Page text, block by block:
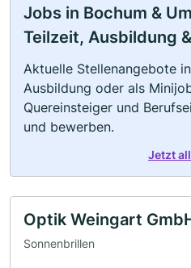
Jobs in Bochum &
Teilzeit, Ausbildung
Aktuelle Stellenangebote
Ausbildung oder als
Quereinsteiger und
und bewerben.
Jetzt
Optik Weingart
Sonnenbrillen